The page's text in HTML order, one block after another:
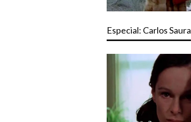
Especial: Carlos Saura